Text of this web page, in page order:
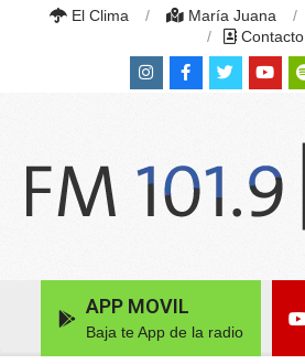
El Clima María Juana
Contacto
JUANA
FM
Navigation APP MOVIL
Baja te App de la radio